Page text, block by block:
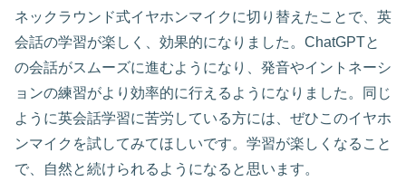
ネックラウンド式イヤホンマイクに切り替えたことで、英
会話の学習が楽しく、効果的になりました。ChatGPTと
の会話がスムーズに進むようになり、発音やイントネーシ
ョンの練習がより効率的に行えるようになりました。同じ
ように英会話学習に苦労している方には、ぜひこのイヤホ
ンマイクを試してみてほしいです。学習が楽しくなること
で、自然と続けられるようになると思います。